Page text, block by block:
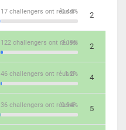
0.44%
17 challengers ont réussi 2
3.19%
122 challengers ont réussi 2
1.2%
46 challengers ont réussi 4
0.94%
36 challengers ont réussi 5